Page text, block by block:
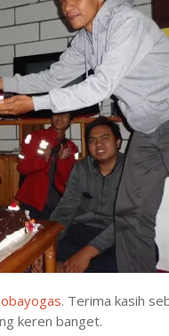
. Terima kasih
keren banget.